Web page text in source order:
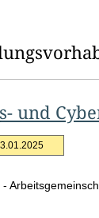
und